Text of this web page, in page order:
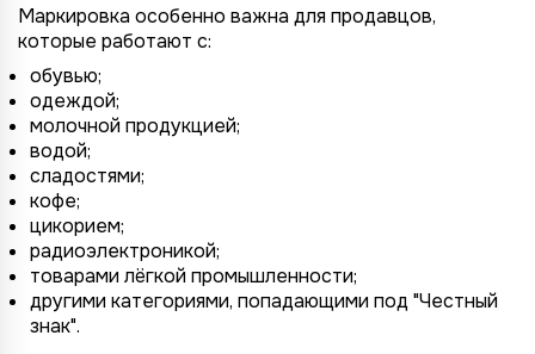
Маркировка особенно важна для продавцов,
которые работают с:
обувью;
одеждой;
молочной продукцией;
водой;
сладостями;
кофе;
цикорием;
радиоэлектроникой;
товарами лёгкой промышленности;
другими категориями, попадающими под "Честный
знак".